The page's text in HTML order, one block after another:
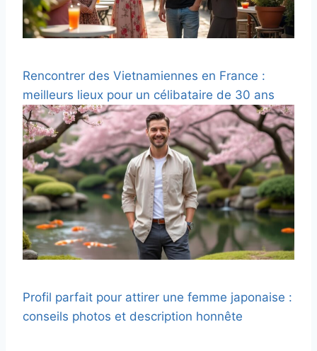
Rencontrer des Vietnamiennes en France :
meilleurs lieux pour un célibataire de 30 ans
Profil parfait pour attirer une femme japonaise :
conseils photos et description honnête